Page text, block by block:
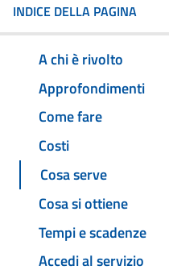
INDICE DELLA PAGINA
A chi è rivolto
Approfondimenti
Come fare
Costi
Cosa serve
Cosa si ottiene
Tempi e scadenze
Accedi al servizio